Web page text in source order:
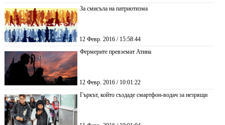
За смисъла на патриотизма
12 Февр. 2016 / 15:58:44
Фермерите превземат Атина
12 Февр. 2016 / 10:01:22
Гъркът, който създаде смартфон-водач за незрящи